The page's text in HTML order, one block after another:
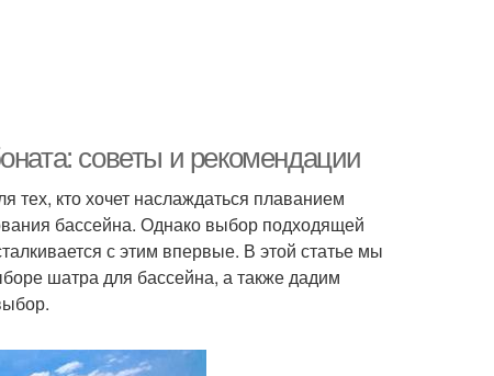
советы и рекомендации
тех, кто хочет наслаждаться плаванием
бассейна. Однако выбор подходящей
с этим впервые. В этой статье мы
шатра для бассейна, а также дадим